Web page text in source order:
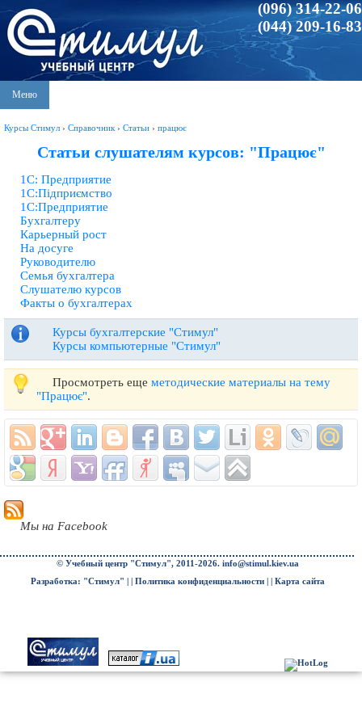
(096) 314-22-06
(044) 209-16-83
Меню
Курсы Стимул › Справочник › Статьи › працює
Статьи слушателям курсов: "Працює"
1С: Предприятие
1С:Підприємство
1С:Предприятие
Бухгалтеру
Карьерный рост
На досуге
Руководителю
Семья бухгалтера
Слушателю курсов
Факты о бухгалтерах
Курсы бухгалтерские "Стимул"
Курсы компьютерные "Стимул"
Просмотреть еще методические материалы на тему
"Працює".
Мы на Facebook
© Учебный центр "Стимул", 2011-2026. info@stimul.kiev.ua
Разработка: "Стимул" | | Политика конфиденциальности| | Карта сайта